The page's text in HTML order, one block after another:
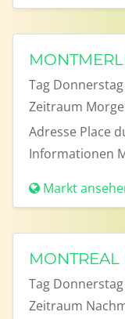
Tag Donnerstag
Zeitraum
Adresse Place
Informationen
Markt
MONTREAL
Tag Donnerstag
Zeitraum